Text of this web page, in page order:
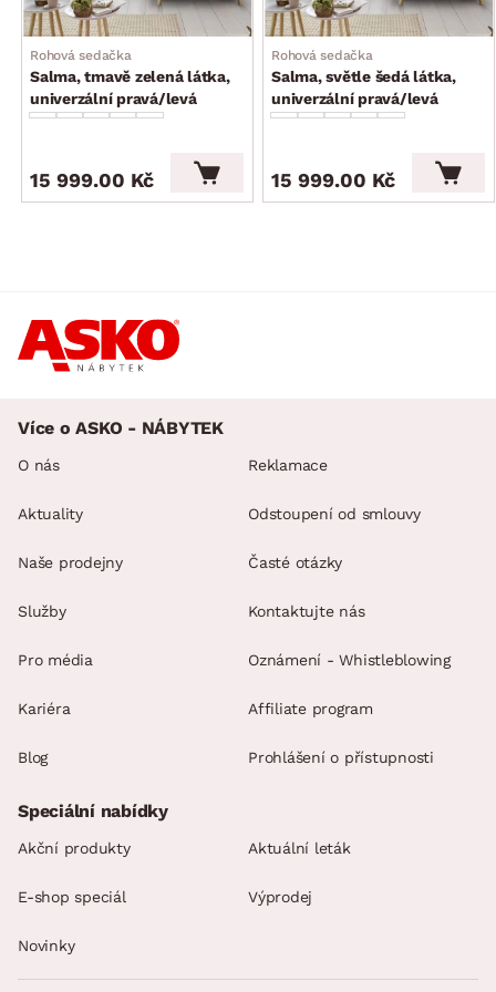
Rohová sedačka
Salma, tmavě zelená látka,
univerzální pravá/levá
15 999.00 Kč
Rohová sedačka
Salma, světle šedá látka,
univerzální pravá/levá
15 999.00 Kč
Více o ASKO - NÁBYTEK
O nás
Aktuality
Naše prodejny
Služby
Pro média
Kariéra
Blog
Reklamace
Odstoupení od smlouvy
Časté otázky
Kontaktujte nás
Oznámení - Whistleblowing
Affiliate program
Prohlášení o přístupnosti
Speciální nabídky
Akční produkty Aktuální leták
E-shop speciál Výprodej
Novinky